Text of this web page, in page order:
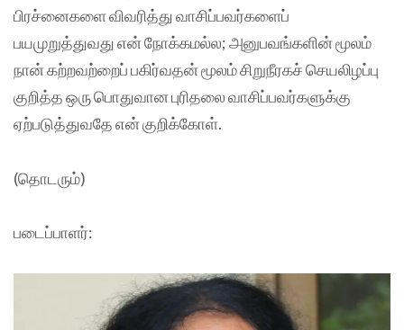
பிரச்னைகளை விவரித்து வாசிப்பவர்களைப்
பயமுறுத்துவது என் நோக்கமல்ல; அனுபவங்களின் மூலம்
நான் கற்றவற்றைப் பகிர்வதன் மூலம் சிறுநீரகச் செயலிழப்பு
குறித்த ஒரு பொதுவான புரிதலை வாசிப்பவர்களுக்கு
ஏற்படுத்துவதே என் குறிக்கோள்.
(தொடரும்)
படைப்பாளர்: